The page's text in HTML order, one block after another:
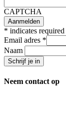
CAPTCHA
* indicates required
Email adres *
Naam
Neem contact op